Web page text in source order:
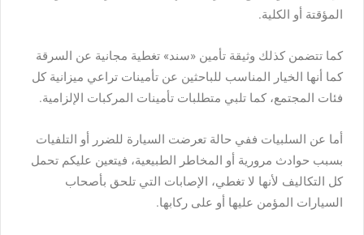
المؤقتة أو الكلية.
كما تتضمن كذلك وثيقة تأمين «سند» تغطية مجانية عن السرقة
كما أنها الخيار المناسب للباحثين عن تأمينات تراعي ميزانية كل
فئات المجتمع، كما تلبي متطلبات تأمينات المركبات الإلزامية.
أما عن السلبيات ففي حالة تعرضت السيارة للضرر أو التلفيات
بسبب حوادث مرورية أو المخاطر الطبيعية، فيتعين عليكم تحمل
كل التكاليف لأنها لا تغطي، الإصابات التي تلحق بأصحاب
السيارات المؤمن عليها أو على ركابها.